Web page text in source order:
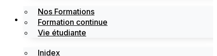
Nos Formations
Formation continue
Vie étudiante
Labels
Inidex